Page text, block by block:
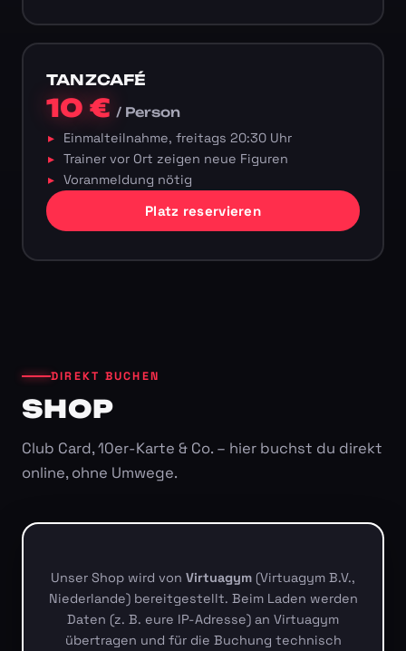
TANZCAFÉ
10 €/ Person
Einmalteilnahme, freitags 20:30 Uhr
Trainer vor Ort zeigen neue Figuren
Voranmeldung nötig
Platz reservieren
DIREKT BUCHEN
SHOP
Club Card, 10er-Karte & Co. – hier buchst du direkt
online, ohne Umwege.
Unser Shop wird von Virtuagym (Virtuagym B.V.,
Niederlande) bereitgestellt. Beim Laden werden
Daten (z. B. eure IP-Adresse) an Virtuagym
übertragen und für die Buchung technisch